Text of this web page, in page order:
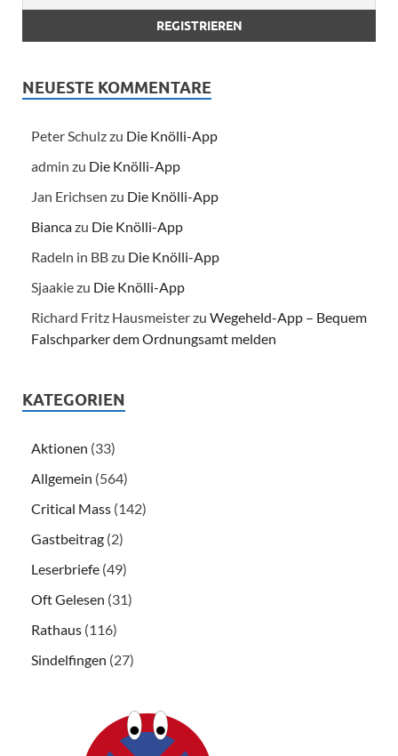
NEUESTE KOMMENTARE
Peter Schulzzu Die Knölli-App
admin zu Die Knölli-App
Jan Erichsen zu Die Knölli-App
Biancazu Die Knölli-App
Radeln in BBzu Die Knölli-App
Sjaakiezu Die Knölli-App
Richard Fritz Hausmeisterzu Wegeheld-App – Bequem
Falschparker dem Ordnungsamt melden
KATEGORIEN
Aktionen (33)
Allgemein (564)
Critical Mass (142)
Gastbeitrag (2)
Leserbriefe (49)
Oft Gelesen (31)
Rathaus (116)
Sindelfingen (27)